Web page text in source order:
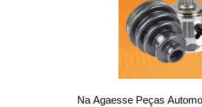
Na Agaesse Peças